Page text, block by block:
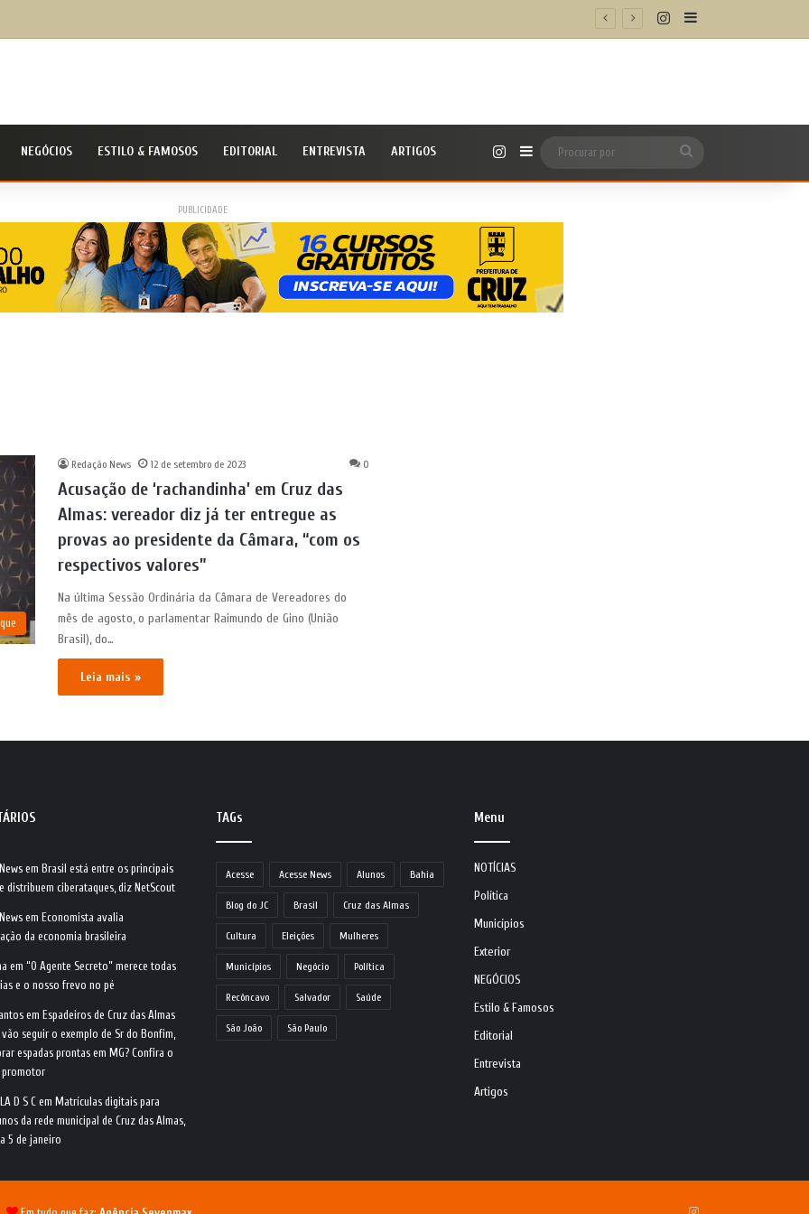
InstagramBarra Lateral
NEGÓCIOS ESTILO & FAMOSOS EDITORIAL ENTREVISTA ARTIGOS InstagramBarra Lateral
por
PUBLICIDADE
Redação News 12 de setembro de 2023 0
Acusação de ‘rachandinha’ em Cruz das
Almas: vereador diz já ter entregue as
provas ao presidente da Câmara, “com os
respectivos valores”
Na última Sessão Ordinária da Câmara de Vereadores do
mês de agosto, o parlamentar Raimundo de Gino (União
Brasil), do…
Leia mais »
em Brasil está entre os principais
distribuem ciberataques, diz NetScout
em Economista avalia
da economia brasileira
em“O Agente Secreto” merece todas
e o nosso frevo no pé
em Espadeiros de Cruz das Almas
seguir o exemplo de Sr do Bonfim,
espadas prontas em MG? Confira o
promotor
D S C em Matrículas digitais para
da rede municipal de Cruz das Almas,
5 de janeiro
TAGs
Acesse Acesse News Alunos Bahia
Blog do JC Brasil Cruz das Almas
Cultura Eleições Mulheres
Municípios Negócio Política
Recôncavo Salvador Saúde
São João São Paulo
Menu
NOTÍCIAS
Política
Municípios
Exterior
NEGÓCIOS
Estilo & Famosos
Editorial
Entrevista
Artigos
Instagram